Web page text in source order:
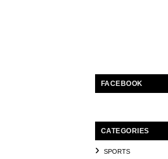
FACEBOOK
CATEGORIES
SPORTS